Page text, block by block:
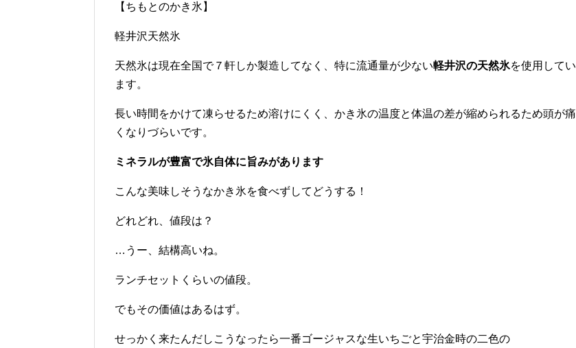
【ちもとのかき氷】
軽井沢天然氷
天然氷は現在全国で７軒しか製造してなく、特に流通量が少ない軽井沢の天然氷を使用してい
ます。
長い時間をかけて凍らせるため溶けにくく、かき氷の温度と体温の差が縮められるため頭が痛
くなりづらいです。
ミネラルが豊富で氷自体に旨みがあります
こんな美味しそうなかき氷を食べずしてどうする！
どれどれ、値段は？
…うー、結構高いね。
ランチセットくらいの値段。
でもその価値はあるはず。
せっかく来たんだしこうなったら一番ゴージャスな生いちごと宇治金時の二色の